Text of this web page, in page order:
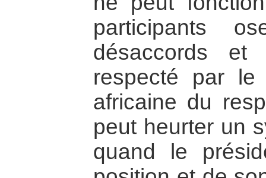
participants
désaccords
respecté par le
africaine du
peut heurter un
quand le